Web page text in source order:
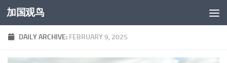
Skip to content
加国观鸟
DAILY ARCHIVE: FEBRUARY 9, 2025